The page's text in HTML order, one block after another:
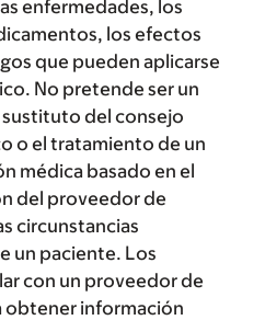
enfermedades, los
los efectos
que pueden aplicarse
No pretende ser un
del consejo
o el tratamiento de un
médica basado en el
del proveedor de
circunstancias
un paciente. Los
con un proveedor de
obtener información